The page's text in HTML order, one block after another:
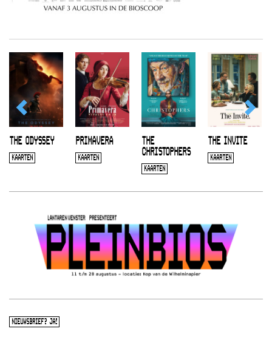
THE ODYSSEY
KAARTEN
PRIMAVERA
KAARTEN
THE
CHRISTOPHERS
KAARTEN
THE INVITE
KAARTEN
NIEUWSBRIEF? JA!